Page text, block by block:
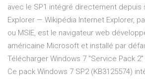
avec le SP1 intégré directement depuis
Explorer — Wikipédia Internet Explorer,
ou MSIE, est le navigateur web
américaine Microsoft et installé par
Télécharger Windows 7 "Service Pack
Ce pack Windows 7 SP2 (KB3125574)